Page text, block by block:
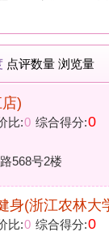
大学店)
分:0
号回龙创业大厦
分:0
晨飞大厦1101室